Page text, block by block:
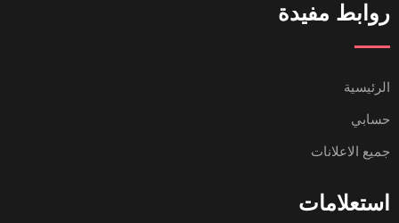
روابط مفيدة
الرئيسية
حسابي
جميع الاعلانات
استعلامات